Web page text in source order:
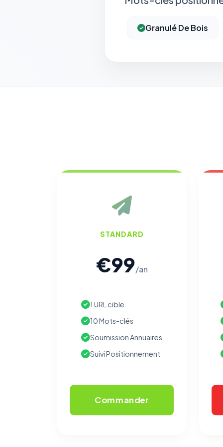
Granulé De Bois
STANDARD
€99/an
1 URL cible
10 Mots-clés
Soumission Annuaires
Suivi Positionnement
Commander